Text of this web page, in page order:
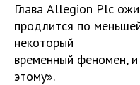
Глава Allegion Plc
продлится по
некоторый
временный феномен,
этому».